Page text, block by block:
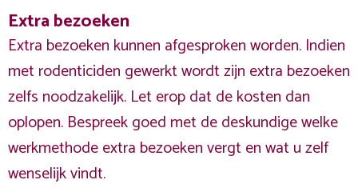
Extra bezoeken
Extra bezoeken kunnen afgesproken worden. Indien
met rodenticiden gewerkt wordt zijn extra bezoeken
zelfs noodzakelijk. Let erop dat de kosten dan
oplopen. Bespreek goed met de deskundige welke
werkmethode extra bezoeken vergt en wat u zelf
wenselijk vindt.